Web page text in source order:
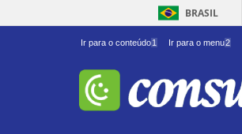
BRASIL
Ir para o conteúdo1 Ir para o menu2